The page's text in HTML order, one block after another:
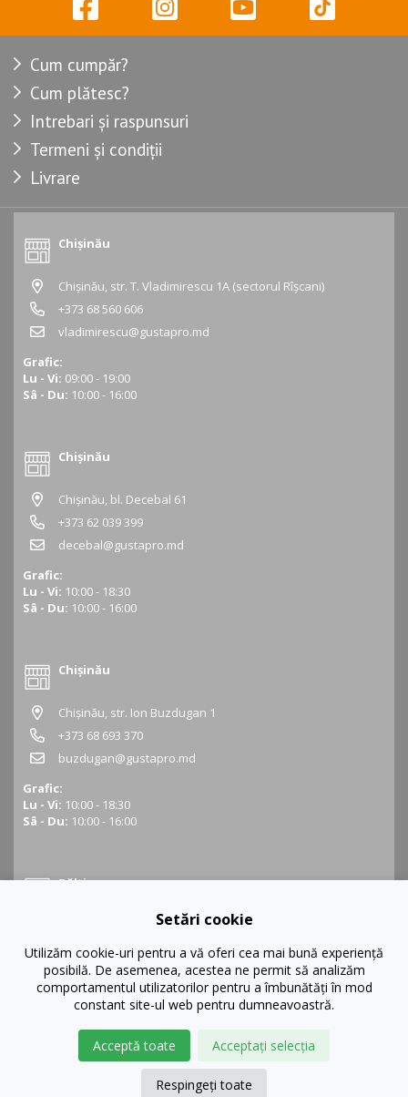
Cum cumpăr?
Cum plătesc?
Intrebari și raspunsuri
Termeni și condiții
Livrare
Chișinău
Chișinău, str. T. Vladimirescu 1A (sectorul Rîșcani)
+373 68 560 606
vladimirescu@gustapro.md
Grafic:
Lu - Vi: 09:00 - 19:00
Sâ - Du: 10:00 - 16:00
Chișinău
Chișinău, bl. Decebal 61
+373 62 039 399
decebal@gustapro.md
Grafic:
Lu - Vi: 10:00 - 18:30
Sâ - Du: 10:00 - 16:00
Chișinău
Chișinău, str. Ion Buzdugan 1
+373 68 693 370
buzdugan@gustapro.md
Grafic:
Lu - Vi: 10:00 - 18:30
Sâ - Du: 10:00 - 16:00
Bălți
Bălți, str. Ștefan cel Mare 16
+373 68 452 945
balti@gustapro.md
10:00 - 16:00
Setări cookie
Utilizăm cookie-uri pentru a vă oferi cea mai bună experiență
posibilă. De asemenea, acestea ne permit să analizăm
comportamentul utilizatorilor pentru a îmbunătăți în mod
constant site-ul web pentru dumneavoastră.
Acceptă toate Acceptați selecția
Respingeți toate